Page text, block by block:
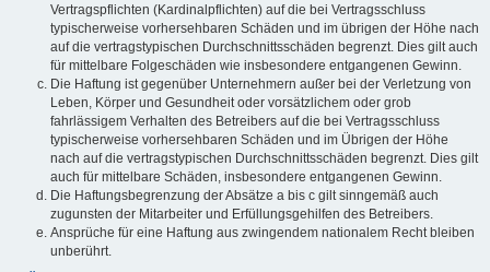
Vertragspflichten (Kardinalpflichten) auf die bei Vertragsschluss
typischerweise vorhersehbaren Schäden und im übrigen der Höhe nach
auf die vertragstypischen Durchschnittsschäden begrenzt. Dies gilt auch
für mittelbare Folgeschäden wie insbesondere entgangenen Gewinn.
Die Haftung ist gegenüber Unternehmern außer bei der Verletzung von
Leben, Körper und Gesundheit oder vorsätzlichem oder grob
fahrlässigem Verhalten des Betreibers auf die bei Vertragsschluss
typischerweise vorhersehbaren Schäden und im Übrigen der Höhe
nach auf die vertragstypischen Durchschnittsschäden begrenzt. Dies gilt
auch für mittelbare Schäden, insbesondere entgangenen Gewinn.
Die Haftungsbegrenzung der Absätze a bis c gilt sinngemäß auch
zugunsten der Mitarbeiter und Erfüllungsgehilfen des Betreibers.
Ansprüche für eine Haftung aus zwingendem nationalem Recht bleiben
unberührt.